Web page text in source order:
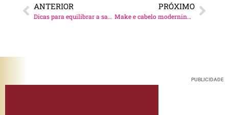
ANTERIOR
Dicas para equilibrar a saúde mental!
PRÓXIMO
Make e cabelo moderninhos!
PUBLICIDADE